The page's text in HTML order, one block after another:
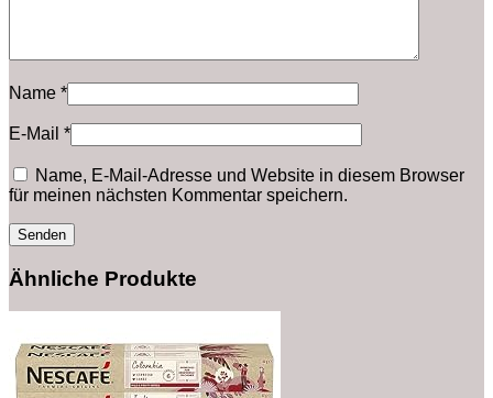
Name *
E-Mail *
Name, E-Mail-Adresse und Website in diesem Browser
für meinen nächsten Kommentar speichern.
Ähnliche Produkte